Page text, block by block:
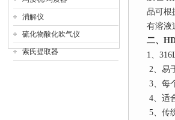
消解仪
硫化物酸化吹气仪
索氏提取器
品可根
有溶液
二、
1、
2、易
3、每
4、适
5、传